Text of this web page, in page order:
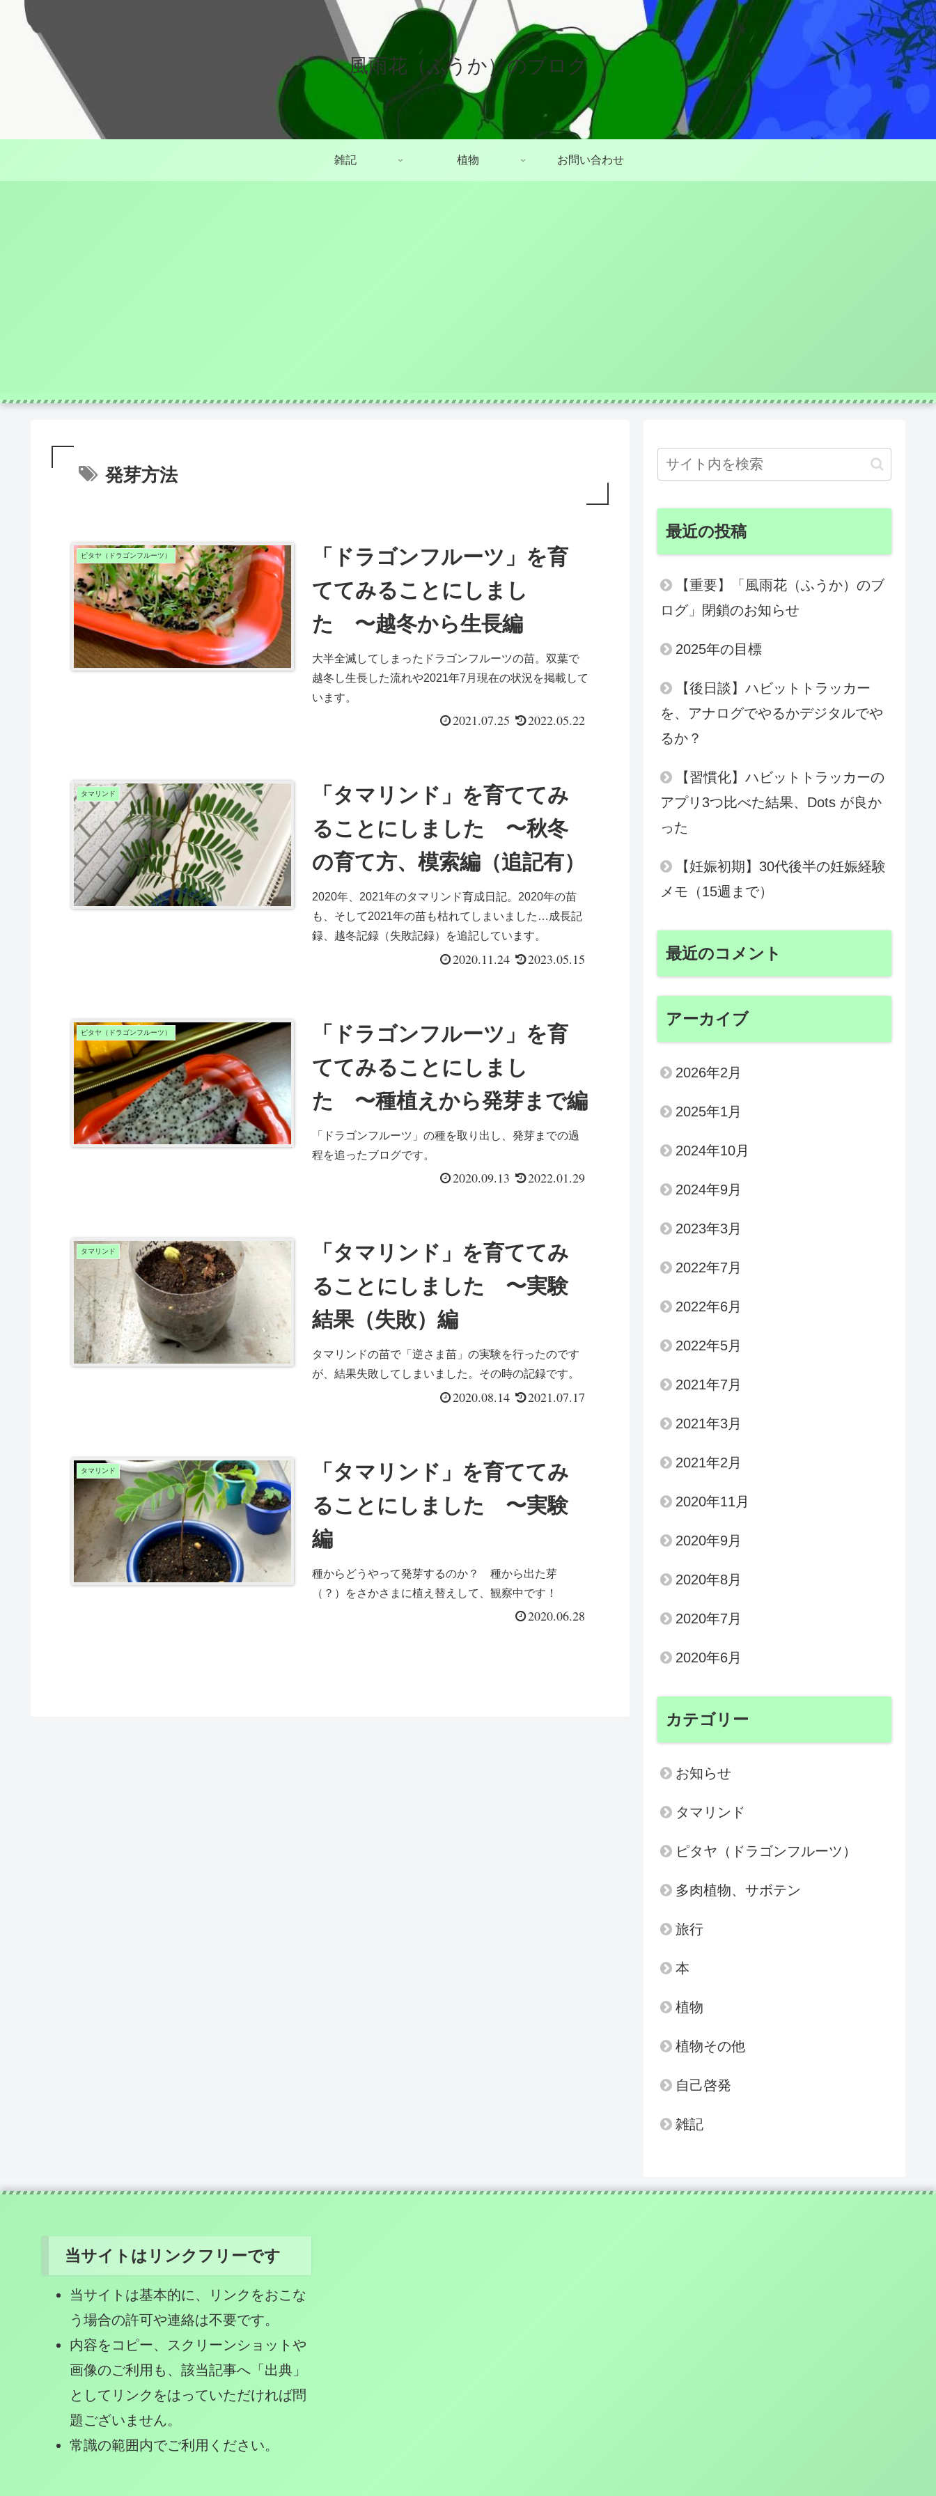
風雨花（ふうか）のブログ
雑記 植物 お問い合わせ
発芽方法
ピタヤ（ドラゴンフルーツ）
「ドラゴンフルーツ」を育
ててみることにしまし
た 〜越冬から生長編
大半全滅してしまったドラゴンフルーツの苗。双葉で
越冬し生長した流れや2021年7月現在の状況を掲載して
います。
2021.07.25 2022.05.22
タマリンド
「タマリンド」を育ててみ
ることにしました 〜秋冬
の育て方、模索編（追記有）
2020年、2021年のタマリンド育成日記。2020年の苗
も、そして2021年の苗も枯れてしまいました…成長記
録、越冬記録（失敗記録）を追記しています。
2020.11.24 2023.05.15
ピタヤ（ドラゴンフルーツ）
「ドラゴンフルーツ」を育
ててみることにしまし
た 〜種植えから発芽まで編
「ドラゴンフルーツ」の種を取り出し、発芽までの過
程を追ったブログです。
2020.09.13 2022.01.29
タマリンド
「タマリンド」を育ててみ
ることにしました 〜実験
結果（失敗）編
タマリンドの苗で「逆さま苗」の実験を行ったのです
が、結果失敗してしまいました。その時の記録です。
2020.08.14 2021.07.17
タマリンド
「タマリンド」を育ててみ
ることにしました 〜実験
編
種からどうやって発芽するのか？ 種から出た芽
（？）をさかさまに植え替えして、観察中です！
2020.06.28
最近の投稿
【重要】「風雨花（ふうか）のブ
ログ」閉鎖のお知らせ
2025年の目標
【後日談】ハビットトラッカー
を、アナログでやるかデジタルでや
るか？
【習慣化】ハビットトラッカーの
アプリ3つ比べた結果、Dots が良か
った
【妊娠初期】30代後半の妊娠経験
メモ（15週まで）
最近のコメント
アーカイブ
2026年2月
2025年1月
2024年10月
2024年9月
2023年3月
2022年7月
2022年6月
2022年5月
2021年7月
2021年3月
2021年2月
2020年11月
2020年9月
2020年8月
2020年7月
2020年6月
カテゴリー
お知らせ
タマリンド
ピタヤ（ドラゴンフルーツ）
多肉植物、サボテン
旅行
本
植物
植物その他
自己啓発
雑記
当サイトはリンクフリーです
当サイトは基本的に、リンクをおこな
う場合の許可や連絡は不要です。
内容をコピー、スクリーンショットや
画像のご利用も、該当記事へ「出典」
としてリンクをはっていただければ問
題ございません。
常識の範囲内でご利用ください。